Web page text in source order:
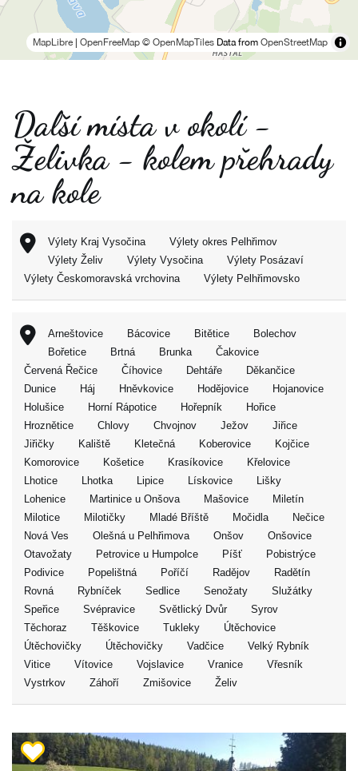
MapLibre OpenFreeMap © OpenMapTiles Data from OpenStreetMap
Další místa v okolí -
Želivka - kolem přehrady
na kole
Výlety Kraj Vysočina
Výlety okres Pelhřimov
Výlety Želiv
Výlety Vysočina
Výlety Posázaví
Výlety Českomoravská vrchovina
Výlety Pelhřimovsko
Arneštovice Bácovice Bitětice
Bolechov
Bořetice
Brtná Brunka
Čakovice
Červená Řečice
Číhovice Dehtáře
Děkančice
Dunice
Háj Hněvkovice Hodějovice
Hojanovice
Holušice
Horní Rápotice Hořepník
Hořice
Hroznětice
Chlovy Chvojnov Ježov
Jiřice
Jiřičky
Kaliště Kletečná Koberovice
Kojčice
Komorovice
Košetice Krasíkovice
Křelovice
Lhotice
Lhotka Lipice Lískovice
Lišky
Lohenice
Martinice u Onšova Mašovice
Miletín
Milotice
Milotičky Mladé Bříště Močidla
Nečice
Nová Ves
Olešná u Pelhřimova Onšov
Onšovice
Otavožaty
Petrovice u Humpolce Píšť
Pobistrýce
Podivice
Popelištná Poříčí Radějov
Radětín
Rovná
Rybníček Sedlice Senožaty
Služátky
Speřice
Svépravice Světlický Dvůr
Syrov
Těchoraz
Těškovice Tukleky
Útěchovice
Útěchovičky
Útěchovičky Vadčice
Velký Rybník
Vitice
Vítovice Vojslavice Vranice
Vřesník
Vystrkov
Záhoří Zmišovice Želiv